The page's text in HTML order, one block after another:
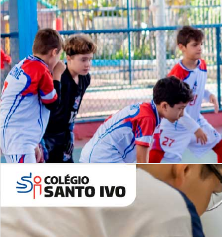
Desafios | Saiba mais
Lista de vídeos
NOSSOCANAL